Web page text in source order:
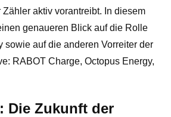
aktiv vorantreibt. In diesem
genaueren Blick auf die Rolle
sowie auf die anderen Vorreiter der
RABOT Charge, Octopus Energy,
Die Zukunft der